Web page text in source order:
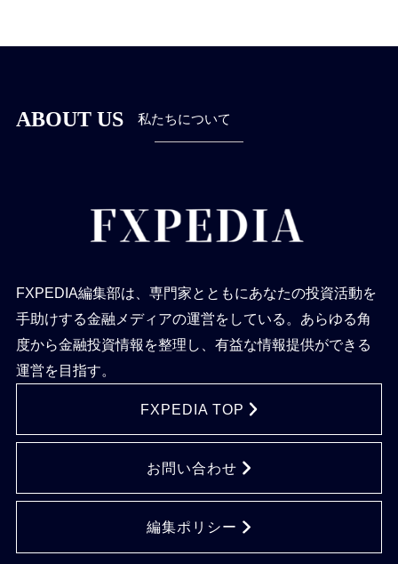
ABOUT US 私たちについて
FXPEDIA編集部は、専門家とともにあなたの投資活動を
手助けする金融メディアの運営をしている。あらゆる角
度から金融投資情報を整理し、有益な情報提供ができる
運営を目指す。
FXPEDIA TOP
お問い合わせ
編集ポリシー